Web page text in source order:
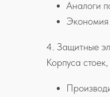
Аналоги
Экономия
4. Защитные
Корпуса